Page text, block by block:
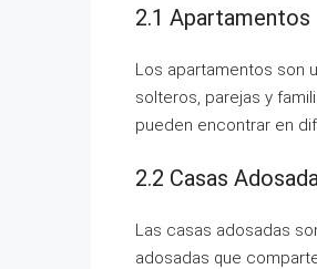
2.1 Apartamentos
Los apartamentos son
solteros, parejas y
pueden encontrar en
2.2 Casas
Las casas adosadas
adosadas que